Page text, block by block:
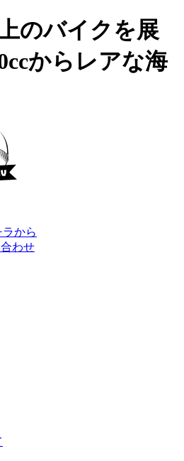
のバイクを展
からレアな海
から
わせ